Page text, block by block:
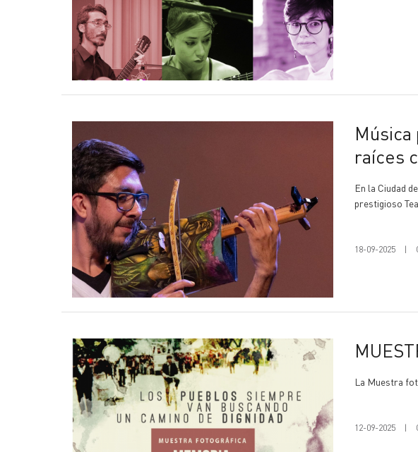
Música para el Alma: un concierto histórico que unió solidaridad y
raíces
En la Ciudad
prestigioso
18-09-2025 |
La Muestra
12-09-2025 |